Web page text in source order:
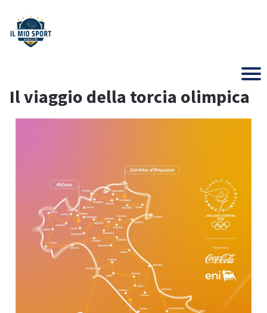
Il viaggio della torcia olimpica